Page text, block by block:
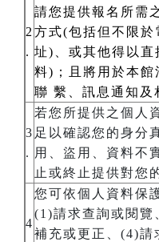
2
.
請您提供報名所需
方式(包括但不限
址)、或其他得以直
料)；且將用於本館
聯 繫、訊息通知及
3
.
若您所提供之個人
足以確認您的身分
用、盜用、資料不
止或終止提供對您
4
您可依個人資料保
(1)請求查詢或閱覽
補充或更正、(4)請